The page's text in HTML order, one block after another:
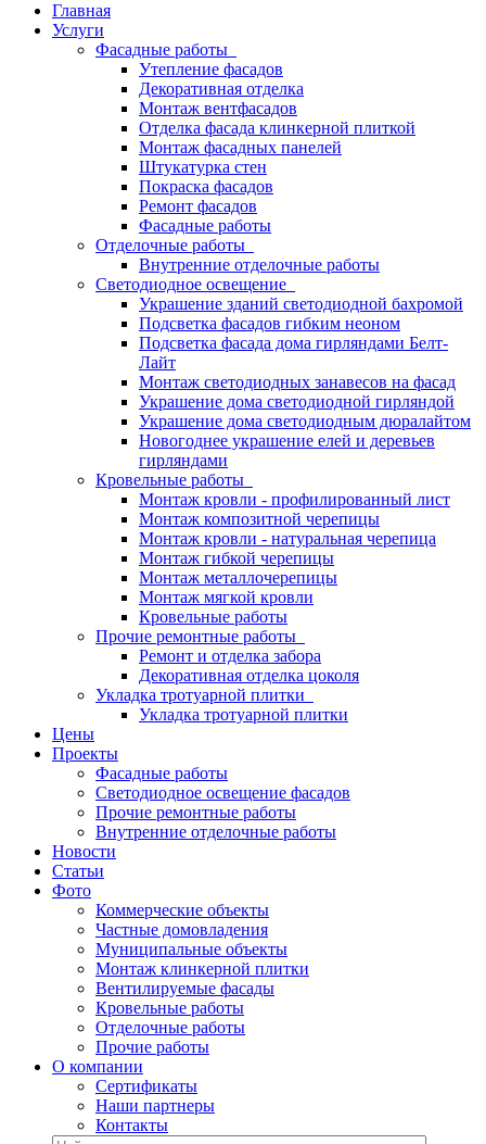
Главная
Услуги
Фасадные работы
Утепление фасадов
Декоративная отделка
Монтаж вентфасадов
Отделка фасада клинкерной плиткой
Монтаж фасадных панелей
Штукатурка стен
Покраска фасадов
Ремонт фасадов
Фасадные работы
Отделочные работы
Внутренние отделочные работы
Светодиодное освещение
Украшение зданий светодиодной бахромой
Подсветка фасадов гибким неоном
Подсветка фасада дома гирляндами Белт-
Лайт
Монтаж светодиодных занавесов на фасад
Украшение дома светодиодной гирляндой
Украшение дома светодиодным дюралайтом
Новогоднее украшение елей и деревьев
гирляндами
Кровельные работы
Монтаж кровли - профилированный лист
Монтаж композитной черепицы
Монтаж кровли - натуральная черепица
Монтаж гибкой черепицы
Монтаж металлочерепицы
Монтаж мягкой кровли
Кровельные работы
Прочие ремонтные работы
Ремонт и отделка забора
Декоративная отделка цоколя
Укладка тротуарной плитки
Укладка тротуарной плитки
Цены
Проекты
Фасадные работы
Светодиодное освещение фасадов
Прочие ремонтные работы
Внутренние отделочные работы
Новости
Статьи
Фото
Коммерческие объекты
Частные домовладения
Муниципальные объекты
Монтаж клинкерной плитки
Вентилируемые фасады
Кровельные работы
Отделочные работы
Прочие работы
О компании
Сертификаты
Наши партнеры
Контакты